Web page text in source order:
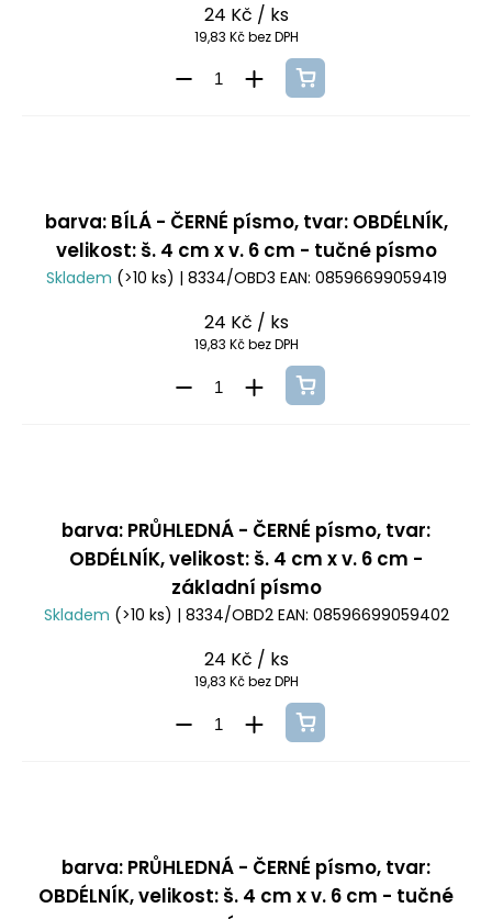
24 Kč / ks
19,83 Kč bez DPH
barva: BÍLÁ - ČERNÉ písmo, tvar: OBDÉLNÍK,
velikost: š. 4 cm x v. 6 cm - tučné písmo
Skladem (>10 ks) | 8334/OBD3 EAN: 08596699059419
24 Kč / ks
19,83 Kč bez DPH
barva: PRŮHLEDNÁ - ČERNÉ písmo, tvar:
OBDÉLNÍK, velikost: š. 4 cm x v. 6 cm -
základní písmo
Skladem (>10 ks) | 8334/OBD2 EAN: 08596699059402
24 Kč / ks
19,83 Kč bez DPH
barva: PRŮHLEDNÁ - ČERNÉ písmo, tvar:
OBDÉLNÍK, velikost: š. 4 cm x v. 6 cm - tučné